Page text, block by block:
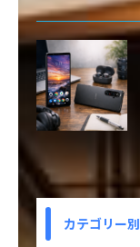
カテゴリー別